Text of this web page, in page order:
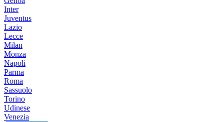
Inter
Juventus
Lazio
Lecce
Milan
Monza
Napoli
Parma
Roma
Sassuolo
Torino
Udinese
Venezia